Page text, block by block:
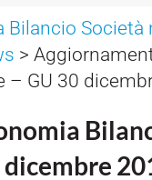
Società
>
– GU 30